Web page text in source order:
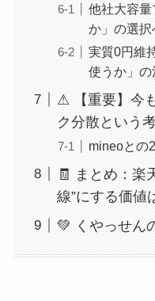
他社大容
か」の選択
実質0円維
使うか」の
⚠ 【重要】今
ク分散という
mineoとの
🧾 まとめ：楽
線”にする価値
💚 くやっせん